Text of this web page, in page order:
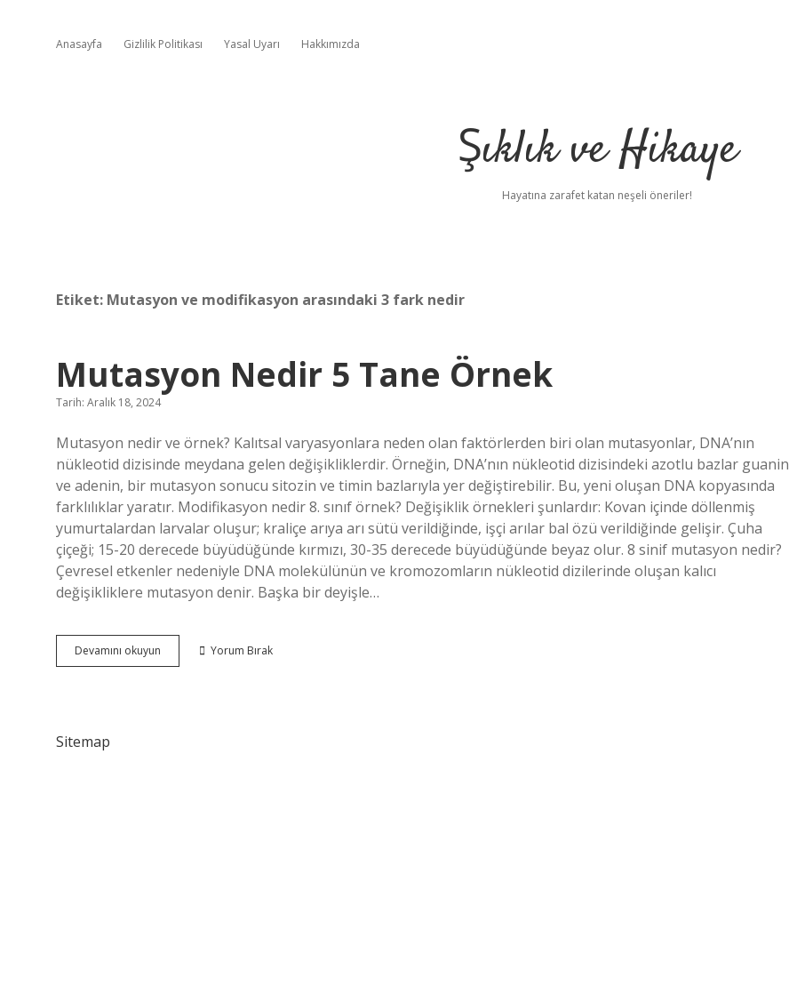
Anasayfa Gizlilik Politikası Yasal Uyarı Hakkımızda
Şıklık ve Hikaye
Hayatına zarafet katan neşeli öneriler!
Etiket: Mutasyon ve modifikasyon arasındaki 3 fark nedir
Mutasyon Nedir 5 Tane Örnek
Tarih: Aralık 18, 2024
Mutasyon nedir ve örnek? Kalıtsal varyasyonlara neden olan faktörlerden biri olan mutasyonlar, DNA’nın
nükleotid dizisinde meydana gelen değişikliklerdir. Örneğin, DNA’nın nükleotid dizisindeki azotlu bazlar guanin
ve adenin, bir mutasyon sonucu sitozin ve timin bazlarıyla yer değiştirebilir. Bu, yeni oluşan DNA kopyasında
farklılıklar yaratır. Modifikasyon nedir 8. sınıf örnek? Değişiklik örnekleri şunlardır: Kovan içinde döllenmiş
yumurtalardan larvalar oluşur; kraliçe arıya arı sütü verildiğinde, işçi arılar bal özü verildiğinde gelişir. Çuha
çiçeği; 15-20 derecede büyüdüğünde kırmızı, 30-35 derecede büyüdüğünde beyaz olur. 8 sinif mutasyon nedir?
Çevresel etkenler nedeniyle DNA molekülünün ve kromozomların nükleotid dizilerinde oluşan kalıcı
değişikliklere mutasyon denir. Başka bir deyişle…
Devamını okuyun Mutasyon
Nedir
Yorum Bırak
Sitemap